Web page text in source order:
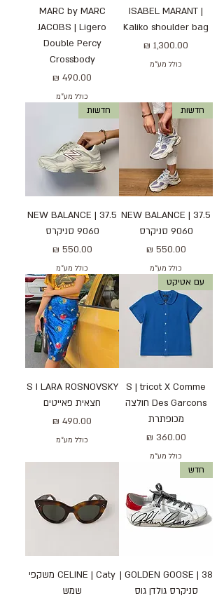
ISABEL MARANT |
Kaliko shoulder bag
מחיר
כולל מע״מ
MARC by MARC
JACOBS | Ligero
Double Percy
Crossbody
מחיר
כולל מע״מ
חדשות
37.5 | NEW BALANCE
9060 סניקרס
מחיר
כולל מע״מ
חדשות
37.5 | NEW BALANCE
9060 סניקרס
מחיר
כולל מע״מ
עם אטיקט
S | tricot X Comme
Des Garcons חולצה
מכופתרת
מחיר
כולל מע״מ
S I LARA ROSNOVSKY
חצאית פאייטים
מחיר
כולל מע״מ
חדש
38 | GOLDEN GOOSE |
סניקרס גולדן גוס
CELINE | Caty משקפי
שמש